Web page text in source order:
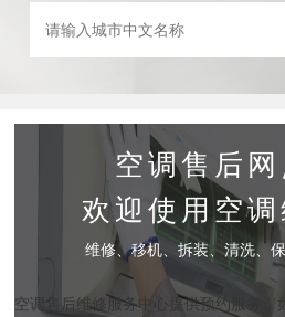
空调售后网
欢迎使用空
维修、移机、拆装、清洗、
空调售后维修服务中心提供预约服务，